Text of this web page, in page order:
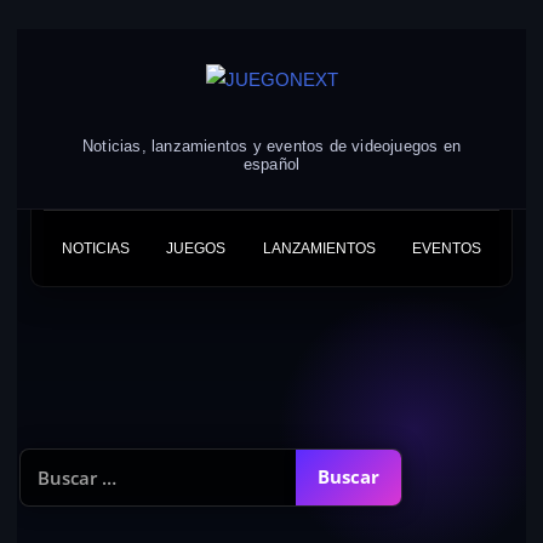
Noticias, lanzamientos y eventos de videojuegos en
español
NOTICIAS JUEGOS LANZAMIENTOS EVENTOS